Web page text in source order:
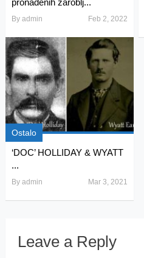
By admin Feb 2, 2022
Ostalo
‘DOC’ HOLLIDAY & WYATT
...
By admin Mar 3, 2021
Leave a Reply